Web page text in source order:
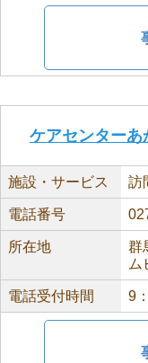
ケアセンターあ
施設・サービス 訪
電話番号
所在地
群
ム
電話受付時間 9